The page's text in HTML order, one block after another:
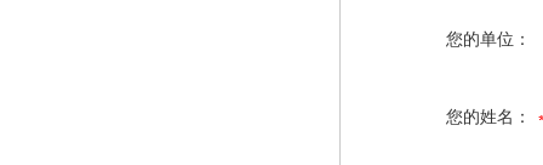
您的单位：
您的姓名：